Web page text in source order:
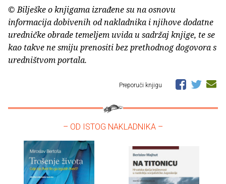
© Bilješke o knjigama izrađene su na osnovu
informacija dobivenih od nakladnika i njihove dodatne
uredničke obrade temeljem uvida u sadržaj knjige, te se
kao takve ne smiju prenositi bez prethodnog dogovora s
uredništvom portala.
Preporuči knjigu
– OD ISTOG NAKLADNIKA –